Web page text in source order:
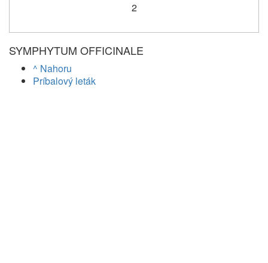
2
SYMPHYTUM OFFICINALE
^ Nahoru
Príbalový leták